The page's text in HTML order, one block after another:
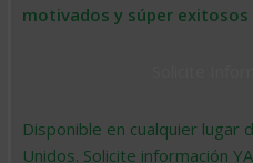
motivados y súper exitosos
Disponible en cualquier lugar
Unidos. Solicite información